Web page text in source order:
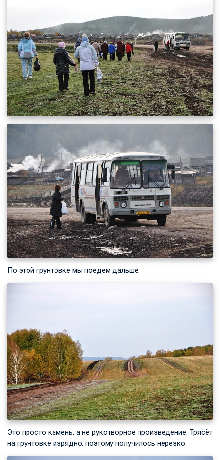
По этой грунтовке мы поедем дальше.
Это просто камень, а не рукотворное произведение. Трясёт
на грунтовке изрядно, поэтому получилось нерезко.